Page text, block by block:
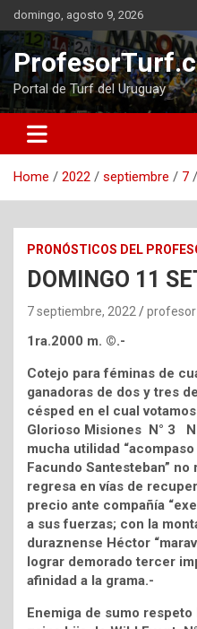
Skip
to
content
domingo, agosto 9, 2026
Portal de Turf del Uruguay
Home 2022 septiembre 7
PRONÓSTICOS DEL
DOMINGO 11
7 septiembre, 2022 profesor
1ra.2000 m. ©.-
Cotejo para féminas de
ganadoras de dos y tres
césped en el cual
Glorioso Misiones N° 3
mucha utilidad
Facundo Santesteban”
regresa en vías de
precio ante compañía
a sus fuerzas; con la
duraznense Héctor
lograr demorado tercer
afinidad a la grama.-
Enemiga de sumo